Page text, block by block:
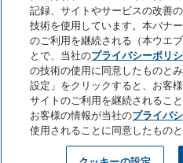
クッキー
個人情報を販売または
©2025 Hyatt
記録、サイトやサービスの改善
技術を使用しています。本バナ
のご利用を継続される（本ウエ
とで、当社のプライバシーポリ
の技術の使用に同意したものと
設定」をクリックすると、お客
サイトのご利用を継続されること
お客様の情報が当社のプライバ
使用されることに同意したものと